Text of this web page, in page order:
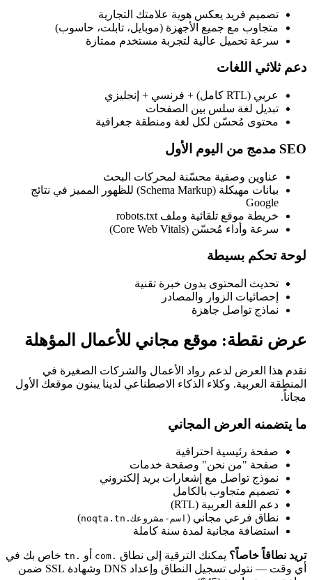
تصميم فريد يعكس هوية علامتك التجارية
متجاوب مع جميع الأجهزة (موبايل، تابلت، حاسوب)
سرعة تحميل عالية لتجربة مستخدم ممتازة
دعم ثلاثي اللغات
عربي (RTL كامل) + فرنسي + إنجليزي
تبديل لغة سلس بين الصفحات
محتوى مُحسّن لكل لغة ومنطقة جغرافية
SEO مدمج من اليوم الأول
عناوين وصفية محسّنة لمحركات البحث
بيانات مهيكلة (Schema Markup) للظهور المميز في نتائج
Google
خريطة موقع تلقائية وملف robots.txt
سرعة وأداء مُحسّن (Core Web Vitals)
لوحة تحكم بسيطة
تحديث المحتوى بدون خبرة تقنية
إحصائيات الزوار والمصادر
نماذج تواصل جاهزة
عرض نقطة: موقع مجاني للأعمال المؤهلة
نقدم هذا العرض لدعم رواد الأعمال والشركات الصغيرة في
المنطقة العربية. وكلاء الذكاء الاصطناعي لدينا يبنون موقعك الأول
مجاناً.
ما يتضمنه العرض المجاني
صفحة رئيسية احترافية
صفحة "من نحن" وصفحة خدمات
نموذج تواصل مع إشعارات بريد إلكتروني
تصميم متجاوب بالكامل
دعم اللغة العربية (RTL)
نطاق فرعي مجاني ( اسم-مشروعك.noqta.tn
)
استضافة مجانية لمدة سنة كاملة
تريد نطاقاً خاصاً؟يمكنك الترقية إلى نطاق .com أو.tn
خاص بك في
أي وقت — نتولى تسجيل النطاق وإعداد DNS وشهادة SSL ضمن